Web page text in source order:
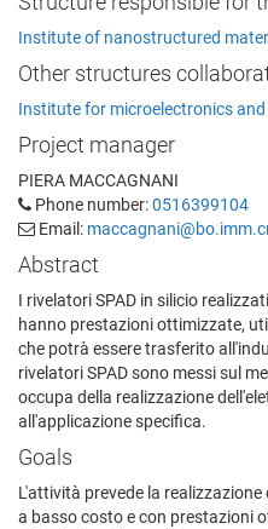
Institute of nanostructured
Other structures
Institute for microelectronics
Project manager
PIERA MACCAGNANI
Phone number:0516399104
Email:
Abstract
I rivelatori SPAD in silicio
hanno prestazioni ottimizzate,
che potrà essere trasferito
rivelatori SPAD sono messi sul
occupa della realizzazione
all'applicazione specifica.
Goals
L'attività prevede la
a basso costo e con prestazioni